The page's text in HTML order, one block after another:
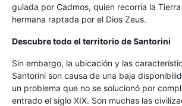
guiada por Cadmos, quien recorría la
hermana raptada por el Dios Zeus.
Descubre todo el territorio de Santorini
Sin embargo, la ubicación y las
Santorini son causa de una baja
un problema que no se solucionó por
entrado el siglo XIX. Son muchas las